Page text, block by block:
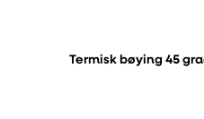
Termisk bøying 45